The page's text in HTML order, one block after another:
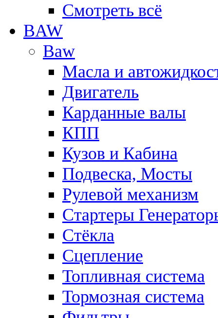
Смотреть всё
BAW
Baw
Масла и
Двигатель
Карданные валы
КПП
Кузов и Кабина
Подвеска, Мосты
Рулевой механизм
Стартеры
Стёкла
Сцепление
Топливная система
Тормозная система